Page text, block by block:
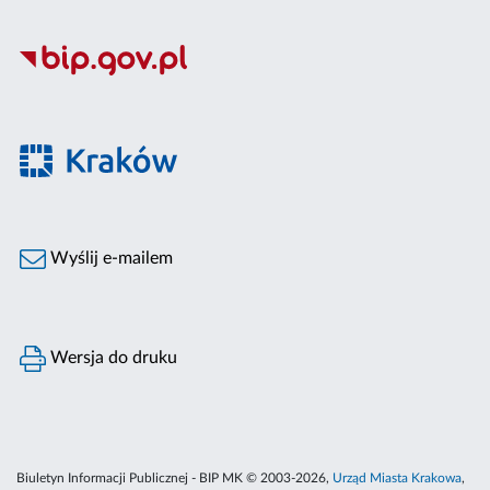
Wyślij e-mailem
Wersja do druku
Biuletyn Informacji Publicznej - BIP MK © 2003-2026, Urząd Miasta Krakowa,